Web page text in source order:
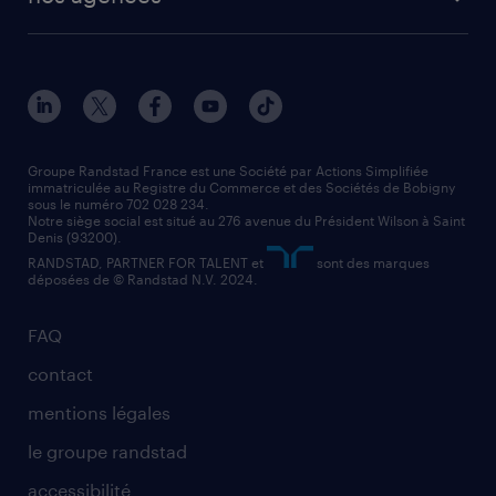
manutentionnaire
assistant administratif
comptable
solutions opérationnelles
contact entreprise
faq intérim / recrutement
nos agences par ville
nos agences par région
nos cabinets de recrutement
FAQ
contact
mentions légales
le groupe randstad
accessibilité
Groupe Randstad France est une Société par Actions Simplifiée
immatriculée au Registre du Commerce et des Sociétés de Bobigny
sous le numéro 702 028 234.
Notre siège social est situé au 276 avenue du Président Wilson à Saint
Denis (93200).
RANDSTAD, PARTNER FOR TALENT et
sont des marques
déposées de © Randstad N.V. 2024.